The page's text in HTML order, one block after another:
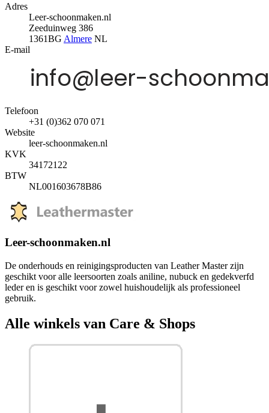
Adres
Leer-schoonmaken.nl
Zeeduinweg 386
1361BG Almere NL
E-mail
Telefoon
+31 (0)362 070 071
Website
leer-schoonmaken.nl
KVK
34172122
BTW
NL001603678B86
Leer-schoonmaken.nl
De onderhouds en reinigingsproducten van Leather Master zijn
geschikt voor alle leersoorten zoals aniline, nubuck en gedekverfd
leder en is geschikt voor zowel huishoudelijk als professioneel
gebruik.
Alle winkels van Care & Shops